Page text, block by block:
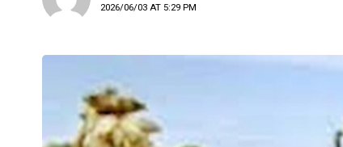
2026/06/03 AT 5:29 PM